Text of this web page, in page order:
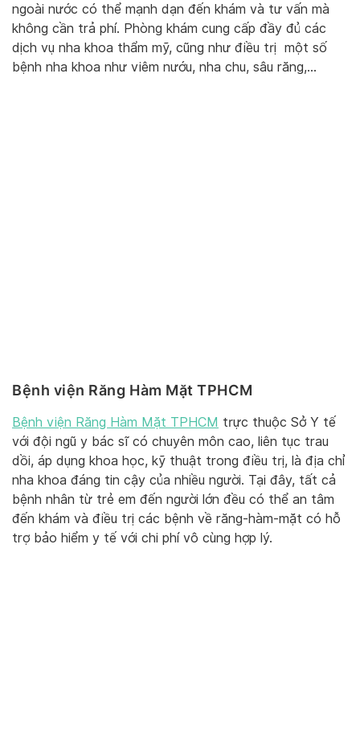
ngoài nước có thể mạnh dạn đến khám và tư vấn mà
không cần trả phí. Phòng khám cung cấp đầy đủ các
dịch vụ nha khoa thẩm mỹ, cũng như điều trị một số
bệnh nha khoa như viêm nướu, nha chu, sâu răng,…
Bệnh viện Răng Hàm Mặt TPHCM
Bệnh viện Răng Hàm Mặt TPHCM trực thuộc Sở Y tế
với đội ngũ y bác sĩ có chuyên môn cao, liên tục trau
dồi, áp dụng khoa học, kỹ thuật trong điều trị, là địa chỉ
nha khoa đáng tin cậy của nhiều người. Tại đây, tất cả
bệnh nhân từ trẻ em đến người lớn đều có thể an tâm
đến khám và điều trị các bệnh về răng-hàm-mặt có hỗ
trợ bảo hiểm y tế với chi phí vô cùng hợp lý.